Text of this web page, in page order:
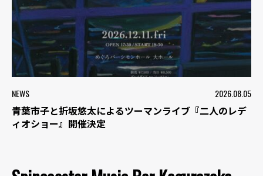
NEWS 2026.08.05
青葉市子と折坂悠太によるツーマンライブ『二人のレデ
ィオショー』開催決定